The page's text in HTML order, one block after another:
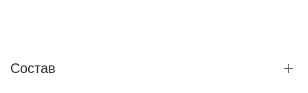
Состав